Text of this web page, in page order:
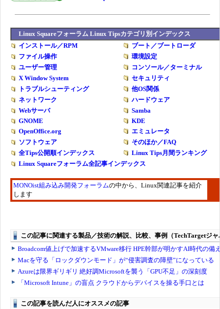
Linux Squareフォーラム Linux Tipsカテゴリ別インデックス
インストール／RPM
ブート／ブートローダ
ファイル操作
環境設定
ユーザー管理
コンソール／ターミナル
X Window System
セキュリティ
トラブルシューティング
他OS関係
ネットワーク
ハードウェア
Webサーバ
Samba
GNOME
KDE
OpenOffice.org
エミュレータ
ソフトウェア
そのほか／FAQ
全Tips公開順インデックス
Linux Tips月間ランキング
Linux Squareフォーラム全記事インデックス
MONOist組み込み開発フォーラムの中から、Linux関連記事を紹介
します